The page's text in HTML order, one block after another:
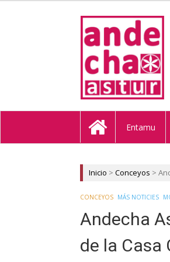
Entamu
Inicio > Conceyos >
CONCEYOS MÁS NOTICIES
Andecha
de la Casa